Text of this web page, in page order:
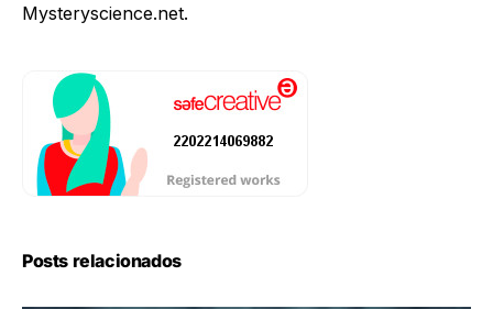
Mysteryscience.net.
Posts relacionados